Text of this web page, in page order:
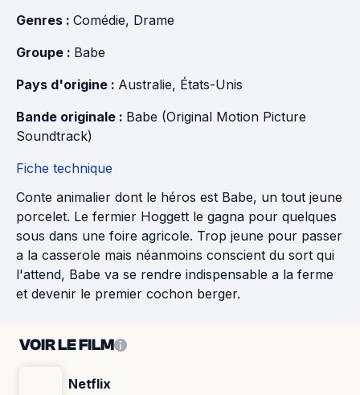
Genres : Comédie, Drame
Groupe : Babe
Pays d'origine : Australie, États-Unis
Bande originale : Babe (Original Motion Picture
Soundtrack)
Fiche technique
Conte animalier dont le héros est Babe, un tout jeune
porcelet. Le fermier Hoggett le gagna pour quelques
sous dans une foire agricole. Trop jeune pour passer
a la casserole mais néanmoins conscient du sort qui
l'attend, Babe va se rendre indispensable a la ferme
et devenir le premier cochon berger.
VOIR LE FILM
Netflix